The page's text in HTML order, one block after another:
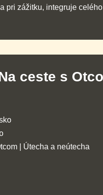
pri zážitku, integruje
ceste s
| Útecha a neútecha